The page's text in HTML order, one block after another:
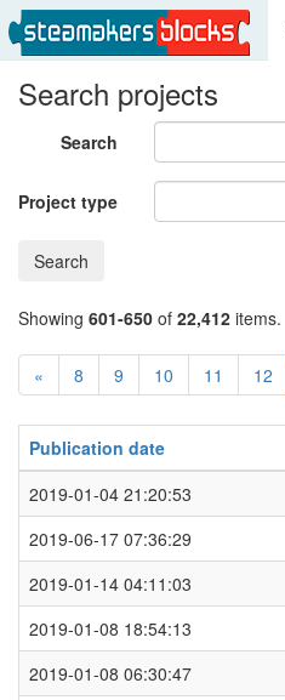
Search projects
Search
Project type
Search
Showing 601-650 of 22,412 items.
« 8 9 10 11 12
Publication date
2019-01-04 21:20:53
2019-06-17 07:36:29
2019-01-14 04:11:03
2019-01-08 18:54:13
2019-01-08 06:30:47